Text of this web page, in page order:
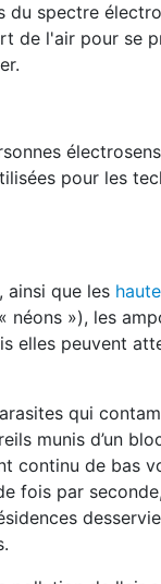
du spectre
de l'air pour se
pour les
ainsi que les
»), les
elles peuvent
qui
munis d’un
continu de bas
fois par